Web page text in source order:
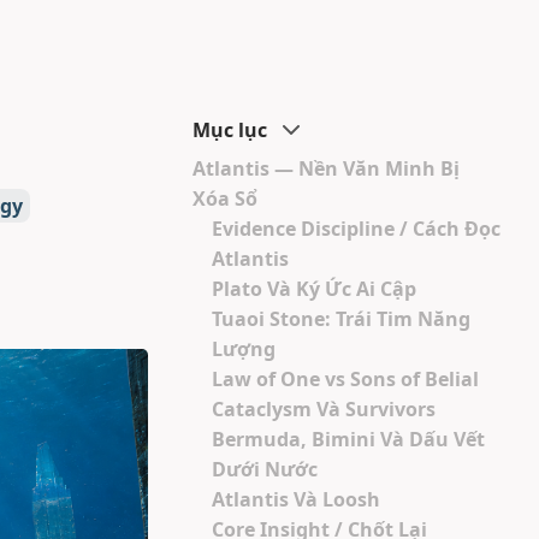
Mục lục
Atlantis — Nền Văn Minh Bị
Xóa Sổ
Evidence Discipline / Cách Đọc
Atlantis
Plato Và Ký Ức Ai Cập
Tuaoi Stone: Trái Tim Năng
Lượng
Law of One vs Sons of Belial
Cataclysm Và Survivors
Bermuda, Bimini Và Dấu Vết
Dưới Nước
Atlantis Và Loosh
Core Insight / Chốt Lại